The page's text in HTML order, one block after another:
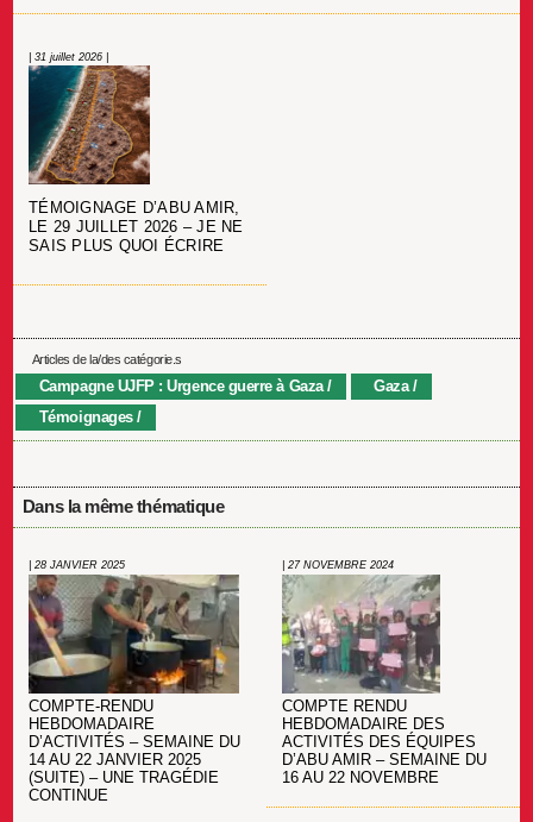
| 31 juillet 2026 |
TÉMOIGNAGE D’ABU AMIR,
LE 29 JUILLET 2026 – JE NE
SAIS PLUS QUOI ÉCRIRE
Articles de la/des catégorie.s
Campagne UJFP : Urgence guerre à Gaza
Gaza
Témoignages
Dans la même thématique
| 28 JANVIER 2025
COMPTE-RENDU
HEBDOMADAIRE
D’ACTIVITÉS – SEMAINE DU
14 AU 22 JANVIER 2025
(SUITE) – UNE TRAGÉDIE
CONTINUE
| 27 NOVEMBRE 2024
COMPTE RENDU
HEBDOMADAIRE DES
ACTIVITÉS DES ÉQUIPES
D’ABU AMIR – SEMAINE DU
16 AU 22 NOVEMBRE